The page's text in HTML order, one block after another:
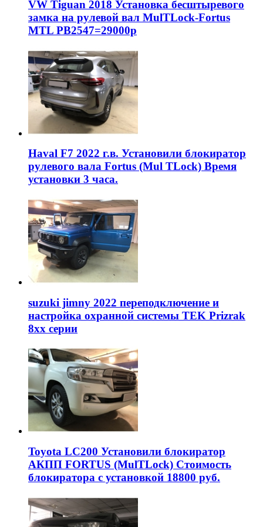
VW Tiguan 2018 Установка бесштыревого
замка на рулевой вал MulTLock-Fortus
MTL РВ2547=29000р
Haval F7 2022 г.в. Установили блокиратор
рулевого вала Fortus (Mul TLock) Время
установки 3 часа.
suzuki jimny 2022 переподключение и
настройка охранной системы TEK Prizrak
8xx серии
Toyota LC200 Установили блокиратор
АКПП FORTUS (MulTLock) Стоимость
блокиратора с установкой 18800 руб.